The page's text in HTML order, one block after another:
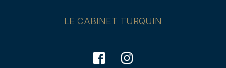
LE CABINET TURQUIN